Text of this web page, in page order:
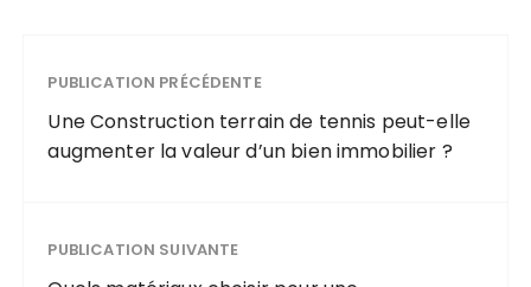
PUBLICATION PRÉCÉDENTE
Une Construction terrain de tennis peut-elle
augmenter la valeur d’un bien immobilier ?
PUBLICATION SUIVANTE